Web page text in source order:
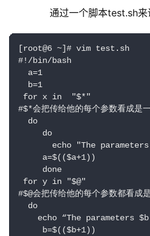
通过一个脚本test.sh来
[root@6 ~]# vim test.sh
#!/bin/bash
a=1
b=1
for x in  "$*"
#$*会把传给他的每个参数看成是
do
do
echo "The parameters
a=$(($a+1))
done
for y in "$@"
#$@会把传给他的每个参数都看成
do
echo “The parameters
b=$(($b+1))